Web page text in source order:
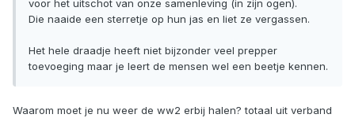
voor het uitschot van onze samenleving (in zijn ogen).
Die naaide een sterretje op hun jas en liet ze vergassen.
Het hele draadje heeft niet bijzonder veel prepper
toevoeging maar je leert de mensen wel een beetje kennen.
Waarom moet je nu weer de ww2 erbij halen? totaal uit verband